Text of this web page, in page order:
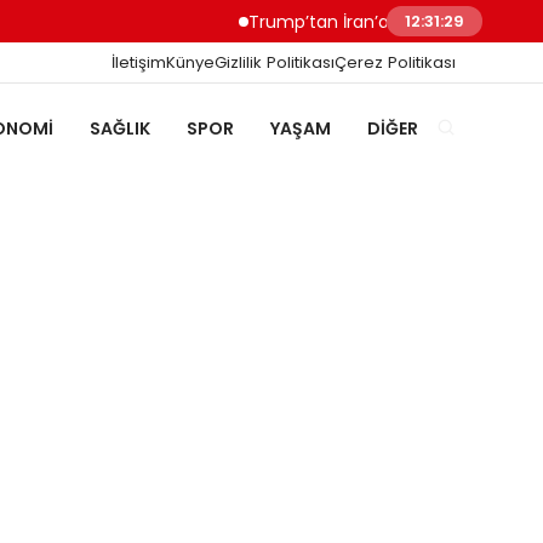
Trump’tan İran’a Müzakere Uyarısı Son
12:31:29
İletişimKünyeGizlilik PolitikasıÇerez Politikası
SAĞLIK SPOR YAŞAM DIĞER